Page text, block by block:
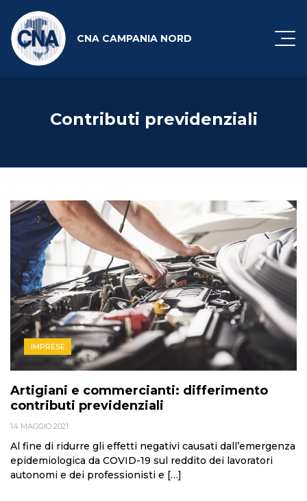
CNA CAMPANIA NORD
Contributi previdenziali
IMPRESE
Artigiani e commercianti: differimento
contributi previdenziali
14 MAGGIO 2021
Al fine di ridurre gli effetti negativi causati dall’emergenza
epidemiologica da COVID-19 sul reddito dei lavoratori
autonomi e dei professionisti e […]